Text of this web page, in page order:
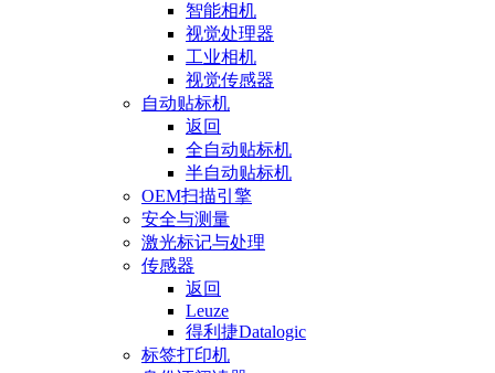
智能相机
视觉处理器
工业相机
视觉传感器
自动贴标机
返回
全自动贴标机
半自动贴标机
OEM扫描引擎
安全与测量
激光标记与处理
传感器
返回
Leuze
得利捷Datalogic
标签打印机